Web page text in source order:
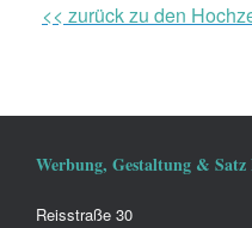
<< zurück zu den
Werbung, Gestaltung & Satz
Reisstraße 30